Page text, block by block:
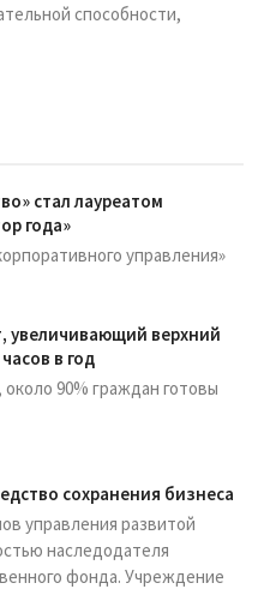
способности,
стал лауреатом
года»
управления»
увеличивающий верхний
в год
90% граждан готовы
сохранения бизнеса
управления развитой
наследодателя
фонда. Учреждение